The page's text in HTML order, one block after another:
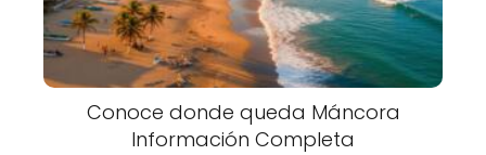
Conoce donde queda Máncora
Información Completa